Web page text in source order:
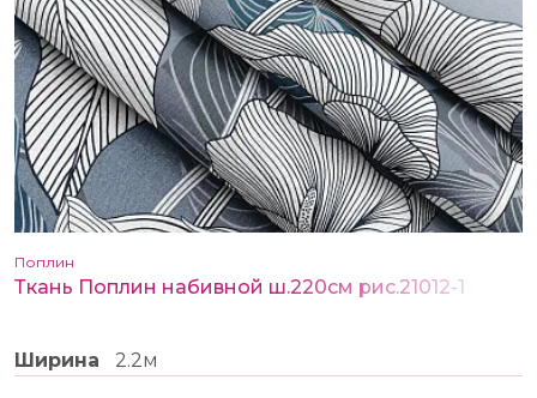
Поплин
Ткань Поплин набивной ш.220см рис.21012-1
Ширина 2.2м